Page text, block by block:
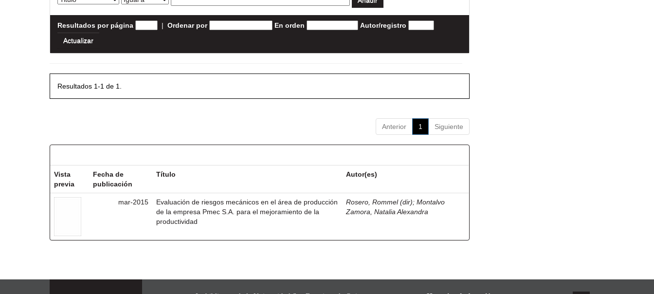
Resultados por página | Ordenar por En orden Autor/registro
Resultados 1-1 de 1.
Anterior 1 Siguiente
Vista
previa
Fecha de
publicación
Título Autor(es)
mar-2015
Evaluación de riesgos mecánicos en el área de producción
de la empresa Pmec S.A. para el mejoramiento de la
productividad
Rosero, Rommel (dir);Montalvo
Zamora, Natalia Alexandra